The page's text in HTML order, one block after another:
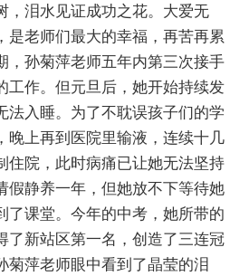
，泪水见证成功之花。大爱无
是老师们最大的幸福，再苦再累
，孙菊萍老师五年内第三次接手
工作。但元旦后，她开始持续发
法入睡。为了不耽误孩子们的学
晚上再到医院里输液，连续十几
住院，此时病痛已让她无法坚持
假静养一年，但她放不下等待她
了课堂。今年的中考，她所带的
了新站区第一名，创造了三连冠
菊萍老师眼中看到了晶莹的泪